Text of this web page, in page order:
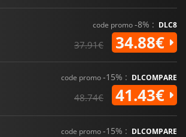
code promo-8% : DLC8
37.91€ 34.88€
code promo-15% : DLCOMPARE
48.74€ 41.43€
code promo-15% : DLCOMPARE